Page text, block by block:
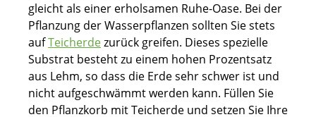
gleicht als einer erholsamen Ruhe-Oase. Bei der
Pflanzung der Wasserpflanzen sollten Sie stets
aufTeicherdezurück greifen. Dieses spezielle
Substrat besteht zu einem hohen Prozentsatz
aus Lehm, so dass die Erde sehr schwer ist und
nicht aufgeschwämmt werden kann. Füllen Sie
den Pflanzkorb mit Teicherde und setzen Sie Ihre